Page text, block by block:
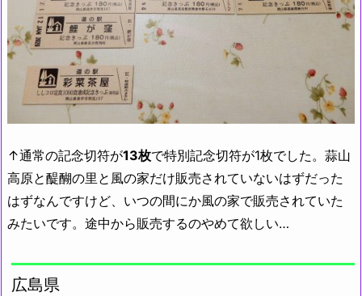
↑通常の記念切符が13枚で特別記念切符が1枚でした。蒜山
高原と醍醐の里と風の家だけ販売されていないはずだった
はずなんですけど、いつの間にか風の家で販売されていた
みたいです。途中から販売するのやめて欲しい…
広島県